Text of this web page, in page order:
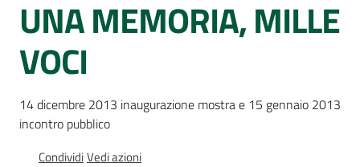
in
Assemblea
Mostre
Percorsi
sulla
UNA MEMORIA, MILLE
VOCI
14 dicembre 2013 inaugurazione mostra e 15 gennaio 2013
incontro pubblico
CondividiVedi azioni